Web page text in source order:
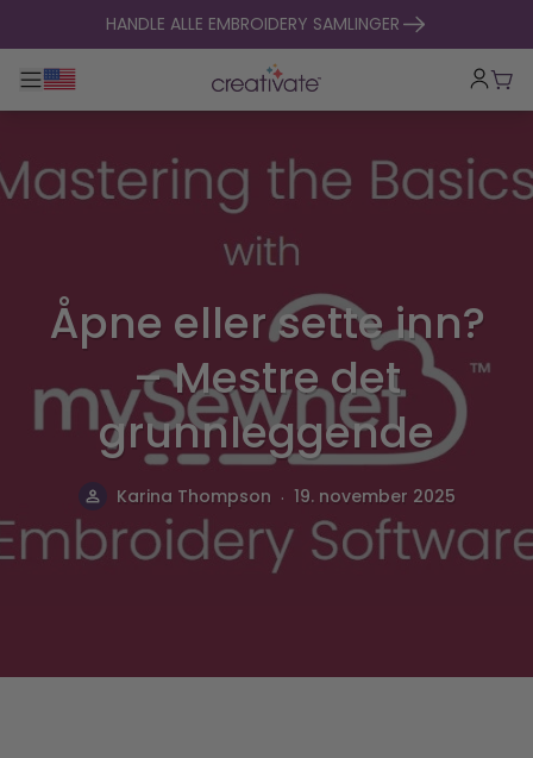
hopp til innholdHANDLE ALLE EMBROIDERY SAMLINGER
Veksle hovednavigasjon
Åpne eller sette inn?
– Mestre det
grunnleggende
Karina Thompson . 19. november 2025